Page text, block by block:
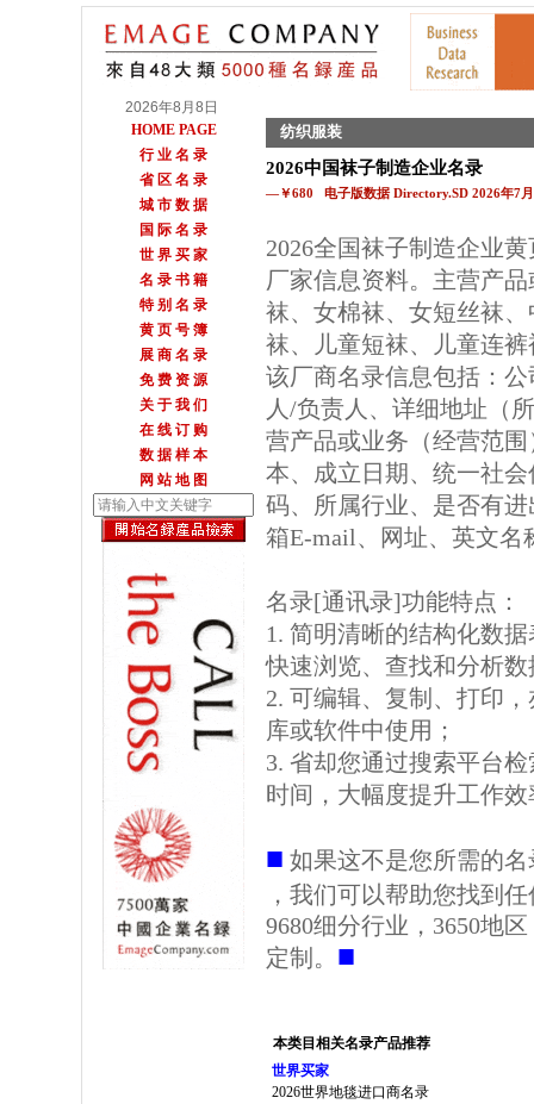
2026年8月8日
HOME PAGE
行 业 名 录
省 区 名 录
城 市 数 据
国 际 名 录
世 界 买 家
名 录 书 籍
特 别 名 录
黄 页 号 簿
展 商 名 录
免 费 资 源
关 于 我 们
在 线 订 购
数 据 样 本
网 站 地 图
纺织服装
2026中国袜子制造企业名录
—￥680 电子版数据 Directory.SD 2026年7
2026全国袜子制造企业
厂家信息资料。主营产
袜、女棉袜、女短丝袜
袜、儿童短袜、儿童连
该厂商名录信息包括：
人/负责人、详细地址（
营产品或业务（经营范
本、成立日期、统一社
码、所属行业、是否有
箱E-mail、网址、英文名
名录[通讯录]功能特点：
1. 简明清晰的结构化数
快速浏览、查找和分析数
2. 可编辑、复制、打印
库或软件中使用；
3. 省却您通过搜索平台
时间，大幅度提升工作效
■ 如果这不是您所需的
，我们可以帮助您找到
9680细分行业，3650地
定制。 ■
本类目相关名录产品推荐
世界买家
2026世界地毯进口商名录